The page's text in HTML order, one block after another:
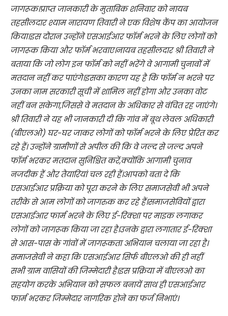
जागरूक।प्राप्त जानकारी के मुताबिक शनिवार को नायब
तहसीलदार श्याम नारायण तिवारी ने एक विशेष कैंप का आयोजन
किया।इस दौरान उन्होंने एसआईआर फॉर्म भरने के लिए लोगों को
जागरूक किया और फॉर्म भरवाए।नायब तहसीलदार श्री तिवारी ने
बताया कि जो लोग इन फॉर्म को नहीं भरेंगे वे आगामी चुनावों में
मतदान नहीं कर पाएंगे।इसका कारण यह है कि फॉर्म न भरने पर
उनका नाम सरकारी सूची में शामिल नहीं होगा और उनका वोट
नहीं बन सकेगा,जिससे वे मतदान के अधिकार से वंचित रह जाएंगे।
श्री तिवारी ने यह भी जानकारी दी कि गांव में बूथ लेवल अधिकारी
(बीएलओ) घर-घर जाकर लोगों को फॉर्म भरने के लिए प्रेरित कर
रहे हैं। उन्होंने ग्रामीणों से अपील की कि वे जल्द से जल्द अपने
फॉर्म भरकर मतदान सुनिश्चित करें,क्योंकि आगामी चुनाव
नजदीक हैं और तैयारियां चल रही हैं।आपको बता दे कि
एसआईआर प्रक्रिया को पूरा करने के लिए समाजसेवी भी अपने
तरीके से आम लोगों को जागरुक कर रहे हैं।समाजसेवियों द्वारा
एसआईआर फार्म भरने के लिए ई-रिक्शा पर माइक लगाकर
लोगों को जागरूक किया जा रहा है।उनके द्वारा लगातार ई-रिक्शा
से आस-पास के गांवों में जागरूकता अभियान चलाया जा रहा है।
समाजसेवी ने कहा कि एसआईआर सिर्फ बीएलओ की ही नहीं
सभी ग्राम वासियों की जिम्मेदारी है।इस प्रक्रिया में बीएलओ का
सहयोग करके अभियान को सफल बनायें साथ ही एसआईआर
फार्म भरकर जिम्मेदार नागरिक होने का फर्ज निभाएं।